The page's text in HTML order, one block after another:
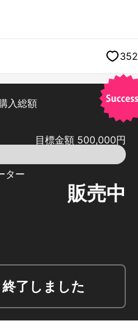
352
入総額
目標金額 500,000円
ター
販売中
終了しました